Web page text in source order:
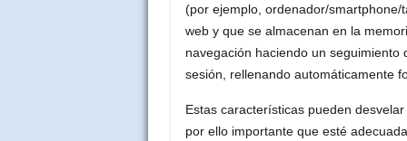
(por ejemplo, ordenador/
web y que se almacenan en la
navegación haciendo un
sesión, rellenando automáticamente
Estas características pueden
por ello importante que esté